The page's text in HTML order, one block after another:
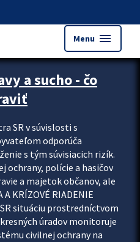
Menu menu
a sucho - čo
SR v súvislosti s
odporúča
s tým súvisiacich rizík.
ochrany, polície a hasičov
a majetok občanov, ale
KRÍZOVÉ RIADENIE
situáciu prostredníctvom
úradov monitoruje
civilnej ochrany na